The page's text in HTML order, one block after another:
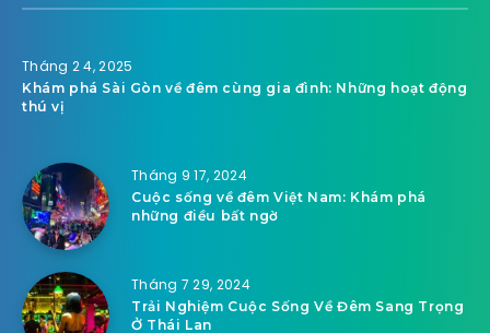
Tháng 2 4, 2025
Khám phá Sài Gòn về đêm cùng gia đình: Những hoạt động
thú vị
Tháng 9 17, 2024
Cuộc sống về đêm Việt Nam: Khám phá
những điều bất ngờ
Tháng 7 29, 2024
Trải Nghiệm Cuộc Sống Về Đêm Sang Trọng
Ở Thái Lan